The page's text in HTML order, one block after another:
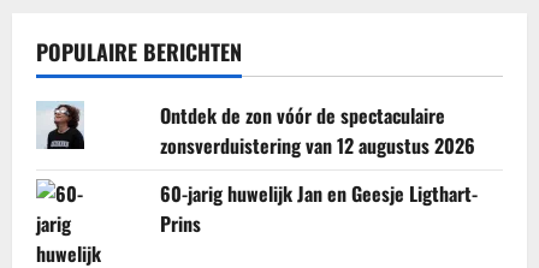
POPULAIRE BERICHTEN
Ontdek de zon vóór de spectaculaire
zonsverduistering van 12 augustus 2026
60-jarig huwelijk Jan en Geesje Ligthart-
Prins